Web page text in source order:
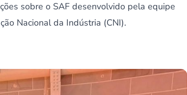
sobre o SAF desenvolvido pela equipe
Nacional da Indústria (CNI).